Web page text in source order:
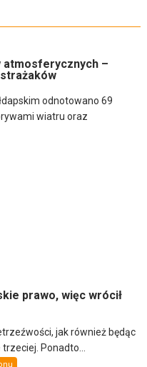
atmosferycznych –
odnotowano 69
wiatru oraz
prawo, więc wrócił
jak również będąc
Ponadto...